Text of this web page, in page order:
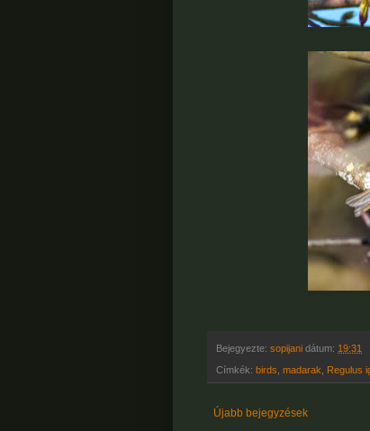
Bejegyezte: sopijani dátum: 19:31
Címkék: birds madarak Regulus
Újabb bejegyzések